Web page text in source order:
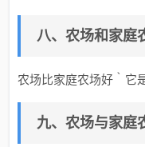
八、农场和家庭
农场比家庭农场好｀它
九、农场与家庭